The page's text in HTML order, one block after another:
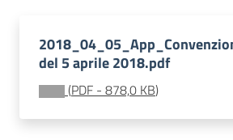
del 5 aprile 2018.pdf
(PDF - 878,0 KB)